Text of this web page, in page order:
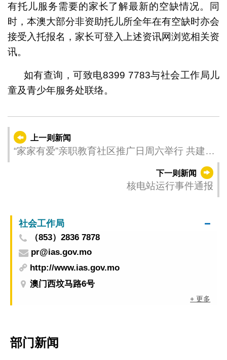
有托儿服务需要的家长了解最新的空缺情况。同
时，本澳大部分非资助托儿所全年在有空缺时亦会
接受入托报名，家长可登入上述资讯网浏览相关资
讯。
如有查询，可致电8399 7783与社会工作局儿
童及青少年服务处联络。
上一则新闻
“家家有爱”亲职教育社区推广日周六举行 共建和
下一则新闻
核电站运行事件通报
社会工作局
（853）2836 7878
pr@ias.gov.mo
http://www.ias.gov.mo
澳门西坟马路6号
+ 更多
部门新闻